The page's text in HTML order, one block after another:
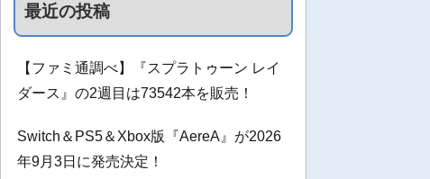
最近の投稿
【ファミ通調べ】『スプラトゥーン レイ
ダース』の2週目は73542本を販売！
Switch＆PS5＆Xbox版『AereA』が2026
年9月3日に発売決定！